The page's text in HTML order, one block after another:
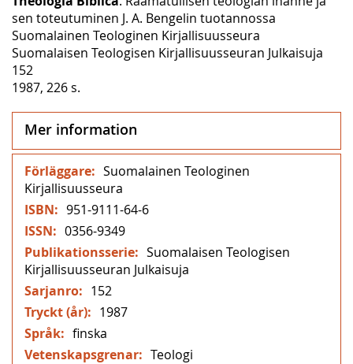
sen toteutuminen J. A. Bengelin tuotannossa
Suomalainen Teologinen Kirjallisuusseura
Suomalaisen Teologisen Kirjallisuusseuran Julkaisuja
152
1987, 226 s.
Mer information
Mer
information
Suomalainen Teologinen
Kirjallisuusseura
951-9111-64-6
0356-9349
Suomalaisen Teologisen
Kirjallisuusseuran Julkaisuja
152
1987
finska
Teologi